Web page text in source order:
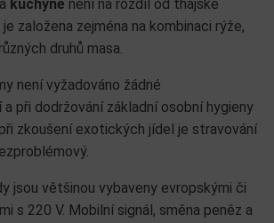
kuchyně není na rozdíl od thajské
založena zejména na kombinaci rýže,
druhů masa.
není vyžadováno žádné
a při dodržování základní osobní hygieny
zkoušení exotických jídel je stravování
jsou většinou vybaveny evropskými či
s 220 V. Mobilní signál, směna peněz a